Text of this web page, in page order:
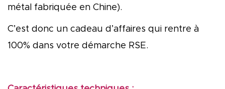
métal fabriquée en Chine).
C’est donc un cadeau d’affaires qui rentre à
100% dans votre démarche RSE.